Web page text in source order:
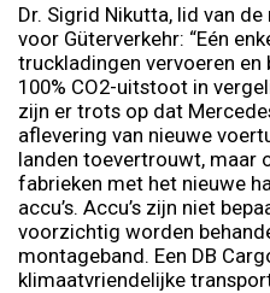
Dr. Sigrid Nikutta, lid van de
voor Güterverkehr: “Eén
truckladingen vervoeren
100% CO2-uitstoot in
zijn er trots op dat
aflevering van nieuwe
landen toevertrouwt, maar
fabrieken met het nieuwe
accu’s. Accu’s zijn niet
voorzichtig worden
montageband. Een DB
klimaatvriendelijke